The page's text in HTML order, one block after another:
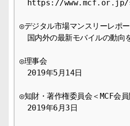
https://
◎デジタル市場マンスリーレポ
国内外の最新モバイルの動向
◎理事会
2019年5月14日
◎知財・著作権委員会＜MCF会
2019年6月3日